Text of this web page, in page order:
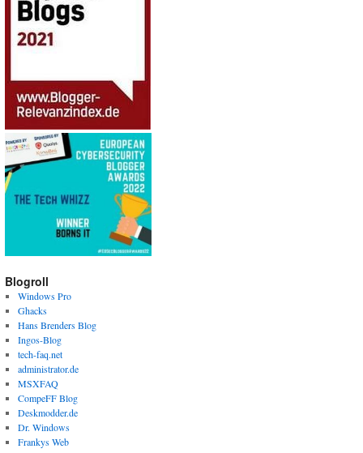
Blogroll
Windows Pro
Ghacks
Hans Brenders Blog
Ingos-Blog
tech-faq.net
administrator.de
MSXFAQ
CompeFF Blog
Deskmodder.de
Dr. Windows
Frankys Web